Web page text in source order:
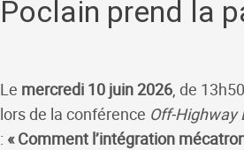
Poclain prend la
Le mercredi 10 juin 2026, de
lors de la conférence Off-Highway
: « Comment l’intégration